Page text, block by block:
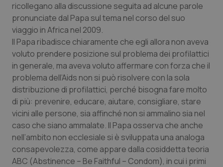
Puglia
Sardegna
Sicilia
Toscana
Umbria
Valle D’Aosta
Malattie rare
Malattia di Crohn & Rettocolite Ulcerosa
Neuroscienze & patologie neurodegenerative
Obesità
Oftalmologia
Oncodermatologia
ricollegano alla discussione seguita ad alcune parole
pronunciate dal Papa sul tema nel corso del suo
viaggio in Africa nel 2009.
Il Papa ribadisce chiaramente che egli allora non aveva
voluto prendere posizione sul problema dei profilattici
in generale, ma aveva voluto affermare con forza che il
problema dell’Aids non si può risolvere con la sola
distribuzione di profilattici, perché bisogna fare molto
di più: prevenire, educare, aiutare, consigliare, stare
vicini alle persone, sia affinché non si ammalino sia nel
caso che siano ammalate. Il Papa osserva che anche
nell’ambito non ecclesiale si è sviluppata una analoga
consapevolezza, come appare dalla cosiddetta teoria
ABC (Abstinence – Be Faithful – Condom), in cui i primi